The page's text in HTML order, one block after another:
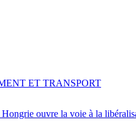
ouvre la voie à la
ET TRANSPORT